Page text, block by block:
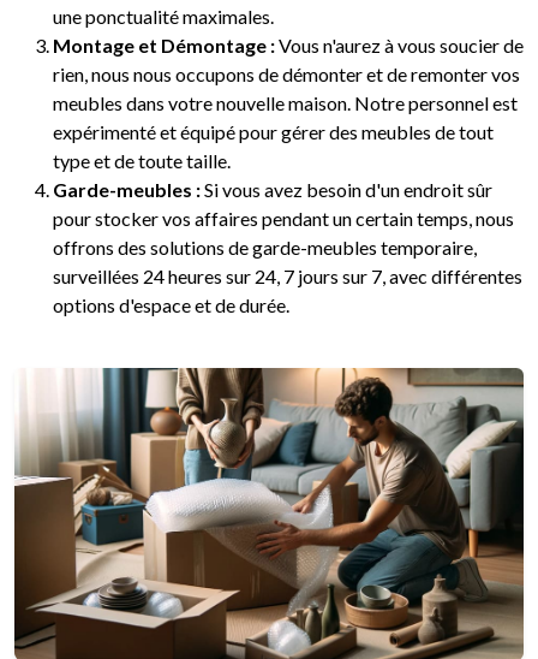
une ponctualité maximales.
Montage et Démontage :Vous n'aurez à vous soucier de
rien, nous nous occupons de démonter et de remonter vos
meubles dans votre nouvelle maison. Notre personnel est
expérimenté et équipé pour gérer des meubles de tout
type et de toute taille.
Garde-meubles :Si vous avez besoin d'un endroit sûr
pour stocker vos affaires pendant un certain temps, nous
offrons des solutions de garde-meubles temporaire,
surveillées 24 heures sur 24, 7 jours sur 7, avec différentes
options d'espace et de durée.